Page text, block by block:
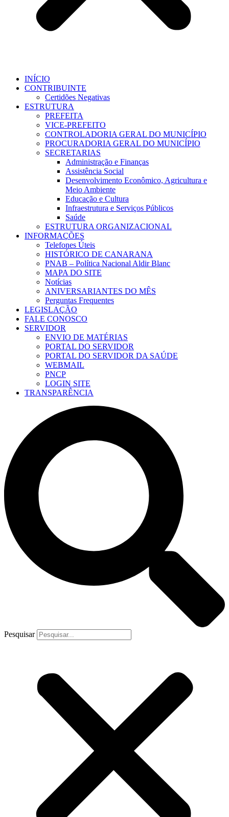
INÍCIO
CONTRIBUINTE
Certidões Negativas
ESTRUTURA
PREFEITA
VICE-PREFEITO
CONTROLADORIA GERAL DO MUNICÍPIO
PROCURADORIA GERAL DO MUNICÍPIO
SECRETARIAS
Administração e Finanças
Assistência Social
Desenvolvimento Econômico, Agricultura e
Meio Ambiente
Educação e Cultura
Infraestrutura e Serviços Públicos
Saúde
ESTRUTURA ORGANIZACIONAL
INFORMAÇÕES
Telefones Úteis
HISTÓRICO DE CANARANA
PNAB – Política Nacional Aldir Blanc
MAPA DO SITE
Notícias
ANIVERSARIANTES DO MÊS
Perguntas Frequentes
LEGISLAÇÃO
FALE CONOSCO
SERVIDOR
ENVIO DE MATÉRIAS
PORTAL DO SERVIDOR
PORTAL DO SERVIDOR DA SAÚDE
WEBMAIL
PNCP
LOGIN SITE
TRANSPARÊNCIA
Pesquisar